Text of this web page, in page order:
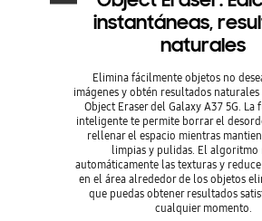
instantáneas,
naturales
Elimina fácilmente objetos no
imágenes y obtén resultados
Object Eraser del Galaxy A37 5G. La
inteligente te permite borrar el
rellenar el espacio mientras
limpias y pulidas. El algoritmo
automáticamente las texturas y
en el área alrededor de los objetos
que puedas obtener resultados
cualquier momento.